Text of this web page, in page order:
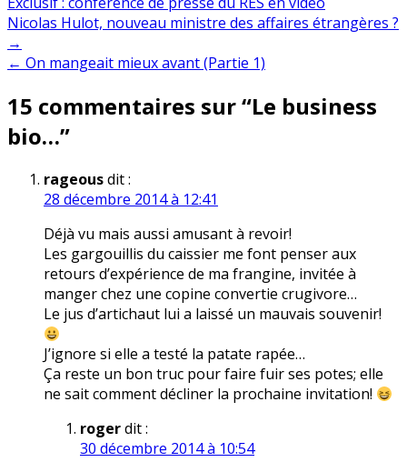
Navigation
de
Nicolas Hulot, nouveau ministre des affaires étrangères ?
→
← On mangeait mieux avant (Partie 1)
15 commentaires sur “Le business
bio…”
rageousdit :
28 décembre 2014 à 12:41
Déjà vu mais aussi amusant à revoir!
Les gargouillis du caissier me font penser aux
retours d’expérience de ma frangine, invitée à
manger chez une copine convertie crugivore…
Le jus d’artichaut lui a laissé un mauvais souvenir!
J’ignore si elle a testé la patate rapée…
Ça reste un bon truc pour faire fuir ses potes; elle
ne sait comment décliner la prochaine invitation!
rogerdit :
30 décembre 2014 à 10:54